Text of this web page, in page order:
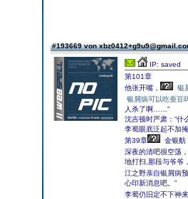
#193669 von
IP: saved
第101章
他张开嘴，
银
银屑病可以吃蚕豆
人杀了啊……”
沈吉顿时严肃：“什
李蜀眼底泛起不加
第39章
金银舫
深夜的清吧很空荡，
地打扫,那段与爷爷
江之野亲自银屑病
心印新消息吧。”
李蜀仍旧定不下神